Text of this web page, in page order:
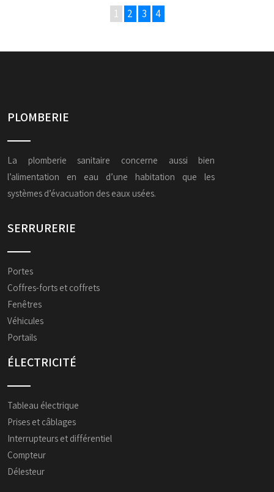
1 2 3 4
PLOMBERIE
La plomberie sanitaire concerne aussi bien
l’alimentation en eau d’une habitation que les
systèmes d’évacuation des eaux usées.
SERRURERIE
Portes
Coffres-forts et coffrets
Fenêtres
Véhicules
Portails
ÉLECTRICITÉ
Tableau électrique
Prises et câblages
Interrupteurs et différentiel
Compteur
Délesteur